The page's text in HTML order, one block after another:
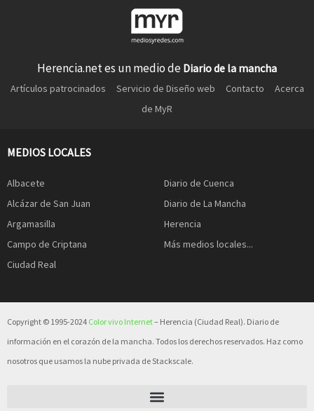
Herencia.net es un medio de Diario de la mancha
Artículos patrocinados Servicio de Diseño web Contacto
Acerca
de MyR
MEDIOS LOCALES
Albacete
Alcázar de San Juan
Argamasilla
Campo de Criptana
Ciudad Real
Diario de Cuenca
Diario de La Mancha
Herencia
Más medios locales...
Copyright © 1995-2024 Color vivo Internet– Herencia (Ciudad Real). Diario de
información en el corazón de la mancha. Todos los derechos reservados. Haz como
nosotros que usamos la nube privada de Stackscale.